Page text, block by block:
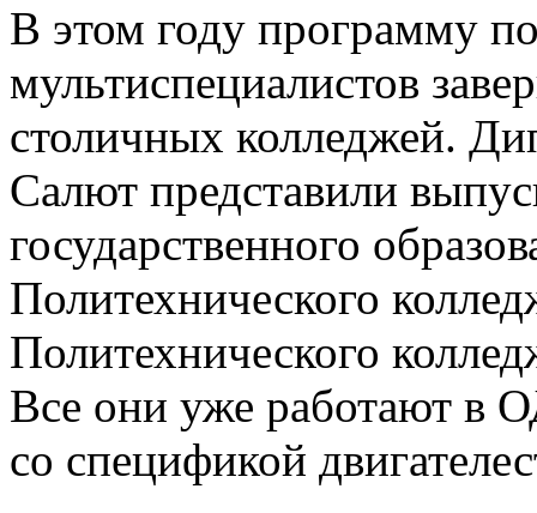
В этом году программу
мультиспециалистов
столичных колледжей.
Салют представили
государственного
Политехнического
Политехнического
Все они уже работают в
со спецификой